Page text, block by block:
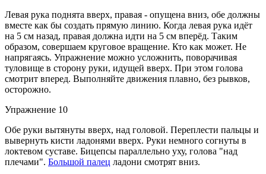
Левая рука поднята вверх, правая - опущена вниз, обе должны
вместе как бы создать прямую линию. Когда левая рука идёт
на 5 см назад, правая должна идти на 5 см вперёд. Таким
образом, совершаем круговое вращение. Кто как может. Не
напрягаясь. Упражнение можно усложнить, поворачивая
туловище в сторону руки, идущей вверх. При этом голова
смотрит вперед. Выполняйте движения плавно, без рывков,
осторожно.
Упражнение 10
Обе руки вытянуты вверх, над головой. Переплести пальцы и
вывернуть кисти ладонями вверх. Руки немного согнуты в
локтевом суставе. Бицепсы параллельно уху, голова "над
плечами". Большой палец ладони смотрят вниз.